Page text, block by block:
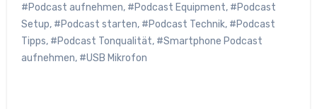
#Podcast aufnehmen, #Podcast Equipment, #Podcast
Setup, #Podcast starten, #Podcast Technik, #Podcast
Tipps, #Podcast Tonqualität, #Smartphone Podcast
aufnehmen, #USB Mikrofon